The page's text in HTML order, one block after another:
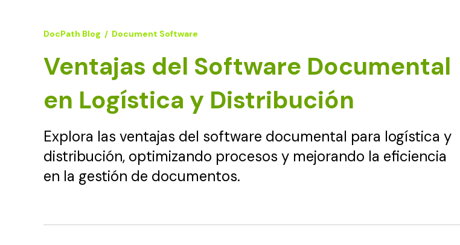
DocPath Blog / Document Software
Ventajas del Software Documental
en Logística y Distribución
Explora las ventajas del software documental para logística y
distribución, optimizando procesos y mejorando la eficiencia
en la gestión de documentos.